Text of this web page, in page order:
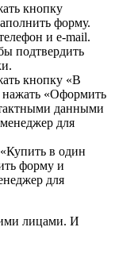
кнопку
форму.
и e-mail.
подтвердить
кнопку «В
нажать «Оформить
данными
для
в один
форму и
для
лицами. И